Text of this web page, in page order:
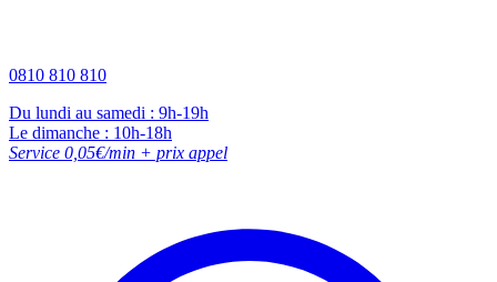
0810 810 810
Du lundi au samedi : 9h-19h
Le dimanche : 10h-18h
Service 0,05€/min + prix appel